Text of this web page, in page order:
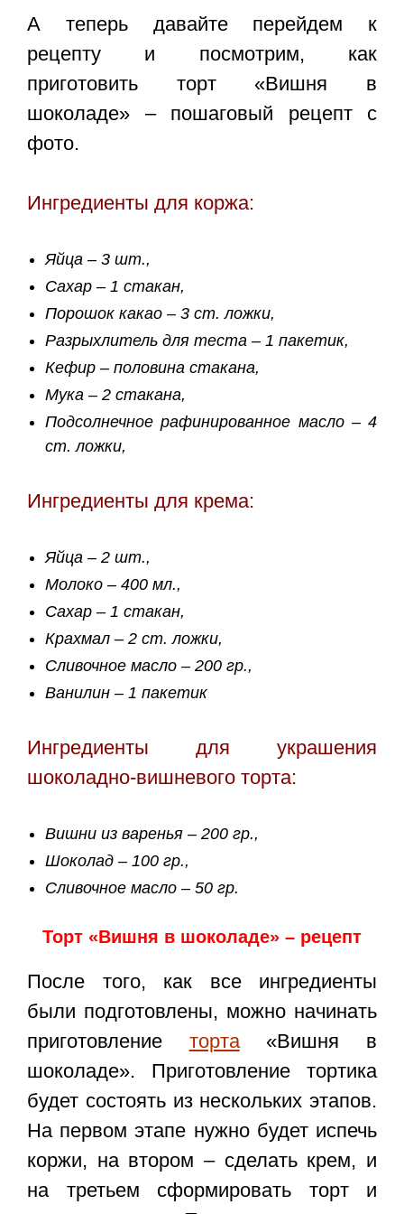
А теперь давайте перейдем к
рецепту и посмотрим, как
приготовить торт «Вишня в
шоколаде» – пошаговый рецепт с
фото.
Ингредиенты для коржа:
Яйца – 3 шт.,
Сахар – 1 стакан,
Порошок какао – 3 ст. ложки,
Разрыхлитель для теста – 1 пакетик,
Кефир – половина стакана,
Мука – 2 стакана,
Подсолнечное рафинированное масло – 4
ст. ложки,
Ингредиенты для крема:
Яйца – 2 шт.,
Молоко – 400 мл.,
Сахар – 1 стакан,
Крахмал – 2 ст. ложки,
Сливочное масло – 200 гр.,
Ванилин – 1 пакетик
Ингредиенты для украшения
шоколадно-вишневого торта:
Вишни из варенья – 200 гр.,
Шоколад – 100 гр.,
Сливочное масло – 50 гр.
Торт «Вишня в шоколаде» – рецепт
После того, как все ингредиенты
были подготовлены, можно начинать
приготовление торта«Вишня в
шоколаде». Приготовление тортика
будет состоять из нескольких этапов.
На первом этапе нужно будет испечь
коржи, на втором – сделать крем, и
на третьем сформировать торт и